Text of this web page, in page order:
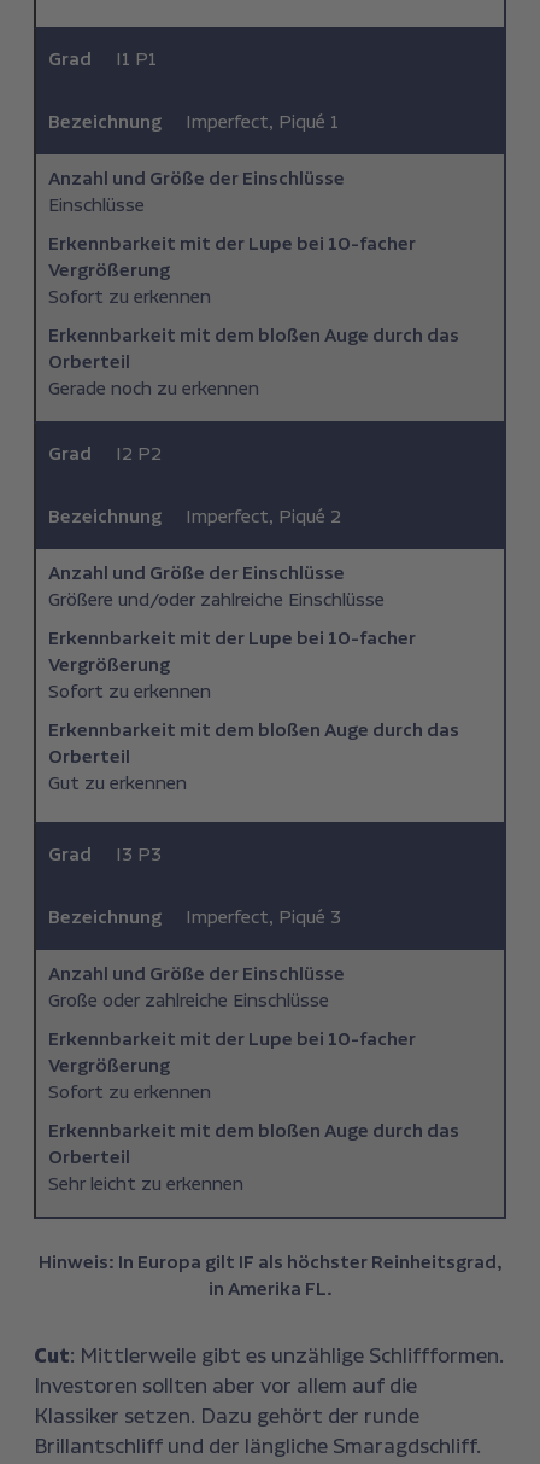
Grad I1 P1
Bezeichnung Imperfect, Piqué 1
Anzahl und Größe der Einschlüsse
Einschlüsse
Erkennbarkeit mit der Lupe bei 10-facher
Vergrößerung
Sofort zu erkennen
Erkennbarkeit mit dem bloßen Auge durch das
Orberteil
Gerade noch zu erkennen
Grad I2 P2
Bezeichnung Imperfect, Piqué 2
Anzahl und Größe der Einschlüsse
Größere und/oder zahlreiche Einschlüsse
Erkennbarkeit mit der Lupe bei 10-facher
Vergrößerung
Sofort zu erkennen
Erkennbarkeit mit dem bloßen Auge durch das
Orberteil
Gut zu erkennen
Grad I3 P3
Bezeichnung Imperfect, Piqué 3
Anzahl und Größe der Einschlüsse
Große oder zahlreiche Einschlüsse
Erkennbarkeit mit der Lupe bei 10-facher
Vergrößerung
Sofort zu erkennen
Erkennbarkeit mit dem bloßen Auge durch das
Orberteil
Sehr leicht zu erkennen
Hinweis: In Europa gilt IF als höchster Reinheitsgrad,
in Amerika FL.
Cut: Mittlerweile gibt es unzählige Schliffformen.
Investoren sollten aber vor allem auf die
Klassiker setzen. Dazu gehört der runde
Brillantschliff und der längliche Smaragdschliff.